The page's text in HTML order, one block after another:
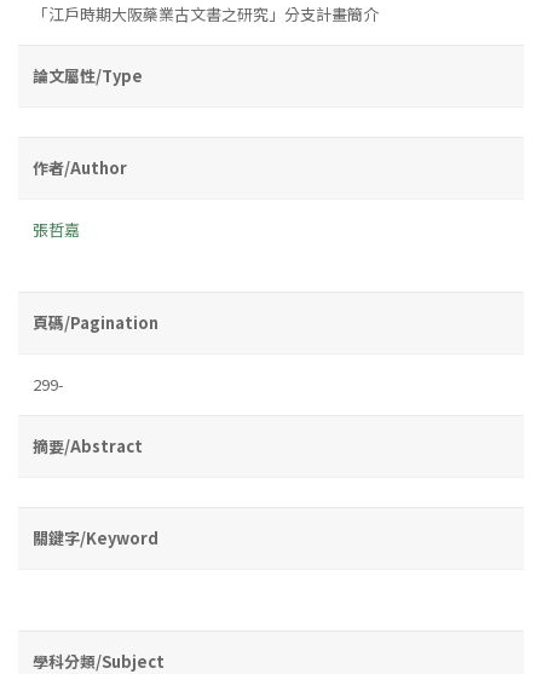
「江戶時期大阪藥業古文書之研究」分支計畫簡介
論文屬性/Type
作者/Author
張哲嘉
頁碼/Pagination
299-
摘要/Abstract
關鍵字/Keyword
學科分類/Subject